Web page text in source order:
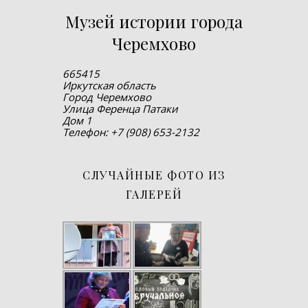
Музей истории города
Черемхово
665415
Иркутская область
Город Черемхово
Улица Ференца Патаки
Дом 1
Телефон: +7 (908) 653-2132
СЛУЧАЙНЫЕ ФОТО ИЗ
ГАЛЕРЕЙ